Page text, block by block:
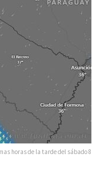
horas de la tarde del sábado 8